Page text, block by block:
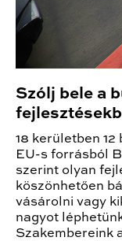
Szólj bele a
18 kerületben
EU-s forrásból
szerint olyan
köszönhetően
vásárolni vagy
nagyot
Szakembereink